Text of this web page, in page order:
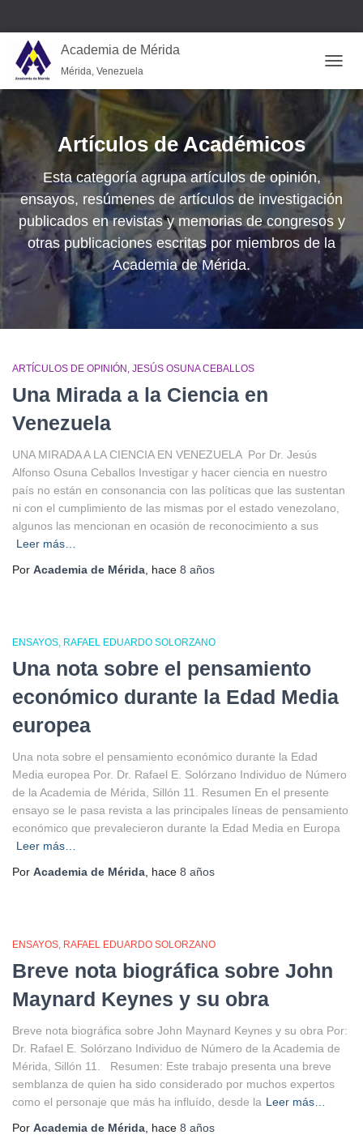
Academia de Mérida
Mérida, Venezuela
Artículos de Académicos
Esta categoría agrupa artículos de opinión,
ensayos, resúmenes de artículos de investigación
publicados en revistas y memorias de congresos y
otras publicaciones escritas por miembros de la
Academia de Mérida.
ARTÍCULOS DE OPINIÓN JESÚS OSUNA CEBALLOS
Una Mirada a la Ciencia en
Venezuela
UNA MIRADA A LA CIENCIA EN VENEZUELA Por Dr. Jesús
Alfonso Osuna Ceballos Investigar y hacer ciencia en nuestro
país no están en consonancia con las políticas que las sustentan
ni con el cumplimiento de las mismas por el estado venezolano,
algunos las mencionan en ocasión de reconocimiento a sus
Leer más…
Por Academia de Mérida , hace 8 años
ENSAYOS RAFAEL EDUARDO SOLORZANO
Una nota sobre el pensamiento
económico durante la Edad Media
europea
Una nota sobre el pensamiento económico durante la Edad
Media europea Por. Dr. Rafael E. Solórzano Individuo de Número
de la Academia de Mérida, Sillón 11. Resumen En el presente
ensayo se le pasa revista a las principales líneas de pensamiento
económico que prevalecieron durante la Edad Media en Europa
Leer más…
Por Academia de Mérida , hace 8 años
ENSAYOS RAFAEL EDUARDO SOLORZANO
Breve nota biográfica sobre John
Maynard Keynes y su obra
Breve nota biográfica sobre John Maynard Keynes y su obra Por:
Dr. Rafael E. Solórzano Individuo de Número de la Academia de
Mérida, Sillón 11. Resumen: Este trabajo presenta una breve
semblanza de quien ha sido considerado por muchos expertos
como el personaje que más ha influído, desde la Leer más…
Por Academia de Mérida , hace 8 años